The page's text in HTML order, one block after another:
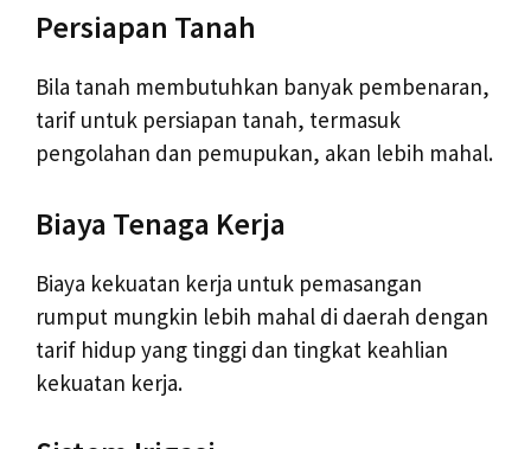
Persiapan Tanah
Bila tanah membutuhkan banyak pembenaran,
tarif untuk persiapan tanah, termasuk
pengolahan dan pemupukan, akan lebih mahal.
Biaya Tenaga Kerja
Biaya kekuatan kerja untuk pemasangan
rumput mungkin lebih mahal di daerah dengan
tarif hidup yang tinggi dan tingkat keahlian
kekuatan kerja.